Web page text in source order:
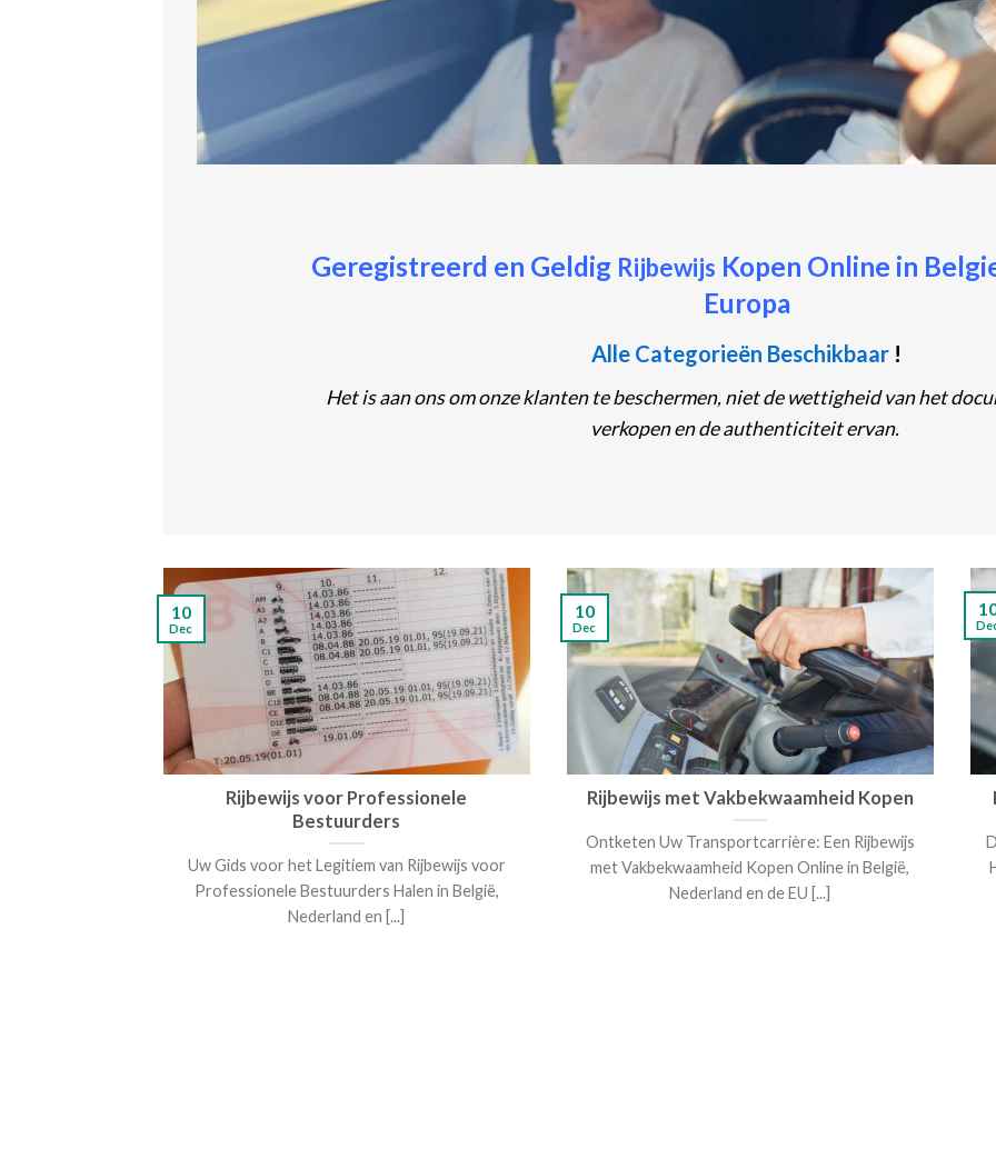
Geregistreerd en Geldig Rijbewijs Kopen Online in
Europa
Alle Categorieën Beschikbaar !
Het is aan ons om onze klanten te beschermen, niet de wettigheid van het
verkopen en de authenticiteit ervan.
Rijbewijs voor Professionele
Bestuurders
Uw Gids voor het Legitiem van Rijbewijs voor
Professionele Bestuurders Halen in België,
Nederland en [...]
10
Dec
Rijbewijs met Vakbekwaamheid Kopen
Ontketen Uw Transportcarrière: Een Rijbewijs
met Vakbekwaamheid Kopen Online in België,
Nederland en de EU [...]
10
Dec